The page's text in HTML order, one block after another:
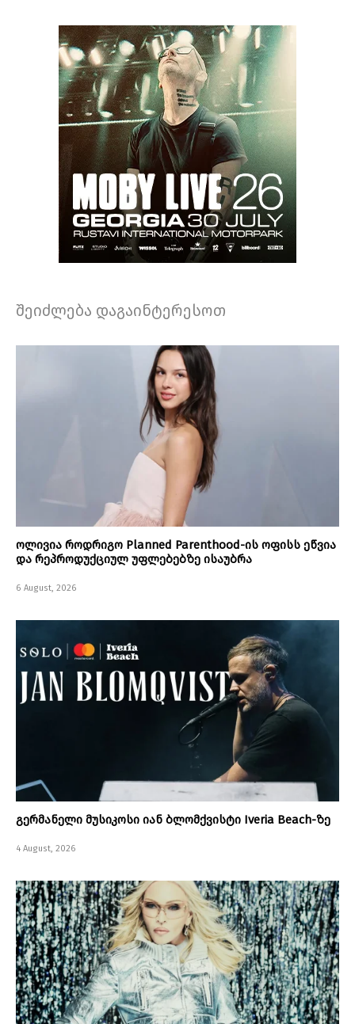
შეიძლება დაგაინტერესოთ
ოლივია როდრიგო Planned Parenthood-ის ოფისს ეწვია
და რეპროდუქციულ უფლებებზე ისაუბრა
6 August, 2026
გერმანელი მუსიკოსი იან ბლომქვისტი Iveria Beach-ზე
4 August, 2026